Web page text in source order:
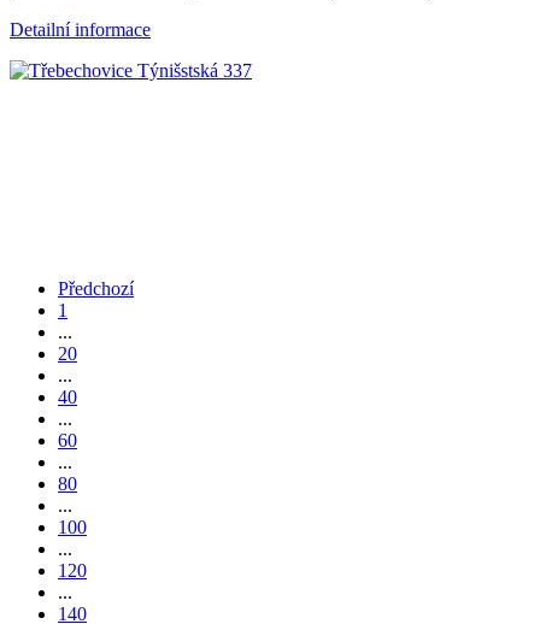
Detailní informace
Předchozí
1
...
20
...
40
...
60
...
80
...
100
...
120
...
140